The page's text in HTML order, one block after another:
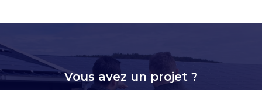
Vous avez un projet ?